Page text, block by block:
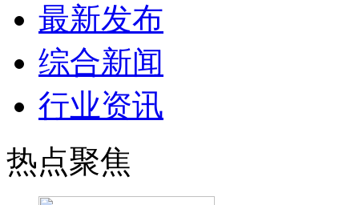
最新发布
综合新闻
行业资讯
热点聚焦